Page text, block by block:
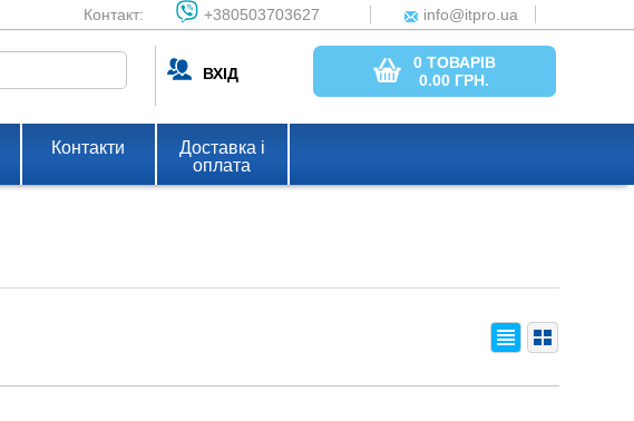
Контакт: +380503703627 info@itpro.ua
ВХІД
0 ТОВАРІВ
0.00 ГРН.
Контакти
Доставка і
оплата